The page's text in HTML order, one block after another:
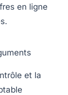
en ligne
et la